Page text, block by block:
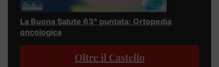
La Buona Salute 63° puntata: Ortopedia
oncologica
Oltre il Castello